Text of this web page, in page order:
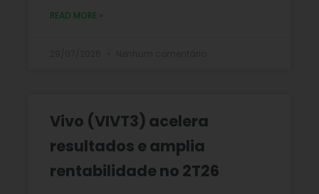
READ MORE »
Vivo (VIVT3) acelera
resultados e amplia
rentabilidade no 2T26